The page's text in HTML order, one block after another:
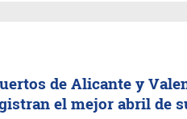
de Alicante y
el mejor abril de